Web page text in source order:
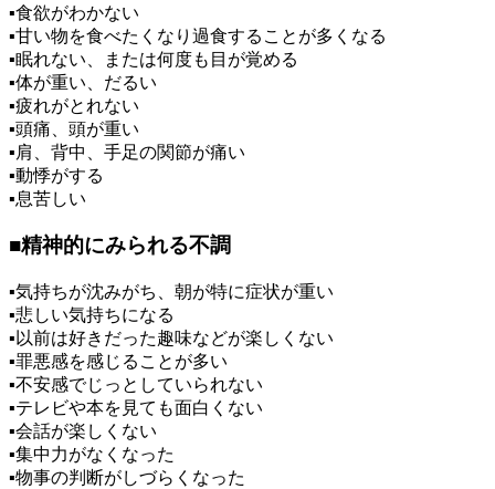
▪食欲がわかない
▪甘い物を食べたくなり過食することが多くなる
▪眠れない、または何度も目が覚める
▪体が重い、だるい
▪疲れがとれない
▪頭痛、頭が重い
▪肩、背中、手足の関節が痛い
▪動悸がする
▪息苦しい
■精神的にみられる不調
▪気持ちが沈みがち、朝が特に症状が重い
▪悲しい気持ちになる
▪以前は好きだった趣味などが楽しくない
▪罪悪感を感じることが多い
▪不安感でじっとしていられない
▪テレビや本を見ても面白くない
▪会話が楽しくない
▪集中力がなくなった
▪物事の判断がしづらくなった